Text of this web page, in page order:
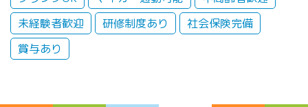
未経験者歓迎
研修制度あり
社会保険完備
賞与あり